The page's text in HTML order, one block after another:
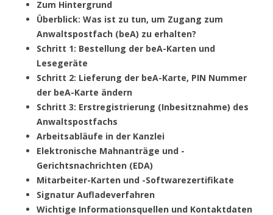
Zum Hintergrund
Überblick: Was ist zu tun, um Zugang zum
Anwaltspostfach (beA) zu erhalten?
Schritt 1: Bestellung der beA-Karten und
Lesegeräte
Schritt 2: Lieferung der beA-Karte, PIN Nummer
der beA-Karte ändern
Schritt 3: Erstregistrierung (Inbesitznahme) des
Anwaltspostfachs
Arbeitsabläufe in der Kanzlei
Elektronische Mahnanträge und -
Gerichtsnachrichten (EDA)
Mitarbeiter-Karten und -Softwarezertifikate
Signatur Aufladeverfahren
Wichtige Informationsquellen und Kontaktdaten